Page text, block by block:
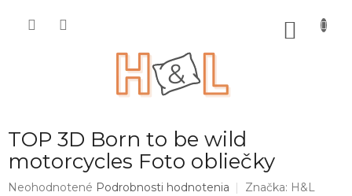
TOP 3D Born to be wild
motorcycles Foto obliečky
Priemerné
Neohodnotené Podrobnosti hodnotenia Značka: H&L